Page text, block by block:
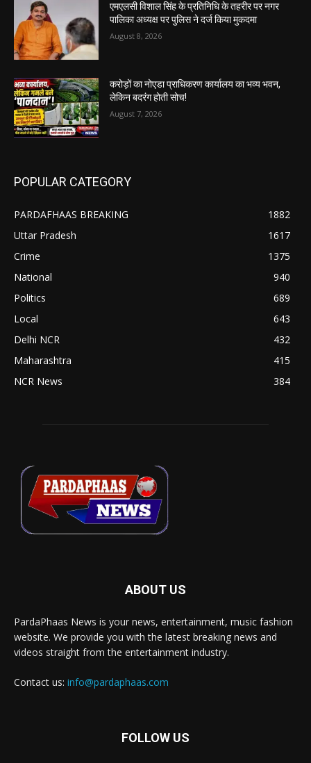
एमएलसी विशाल सिंह के प्रतिनिधि के तहरीर पर नगर
पालिका अध्यक्ष पर पुलिस ने दर्ज किया मुकदमा
August 8, 2026
करोड़ों का नोएडा प्राधिकरण कार्यालय का भव्य भवन,
लेकिन बदरंग होती सोच!
August 7, 2026
POPULAR CATEGORY
PARDAFHAAS BREAKING
1882
Uttar Pradesh
1617
Crime
1375
National
940
Politics
689
Local
643
Delhi NCR
432
Maharashtra
415
NCR News
384
ABOUT US
PardaPhaas News is your news, entertainment, music fashion
website. We provide you with the latest breaking news and
videos straight from the entertainment industry.
Contact us: info@pardaphaas.com
FOLLOW US